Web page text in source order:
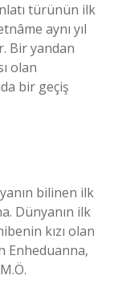
türünün ilk
aynı yıl
Bir yandan
olan
bir geçiş
bilinen ilk
Dünyanın ilk
kızı olan
Enheduanna,